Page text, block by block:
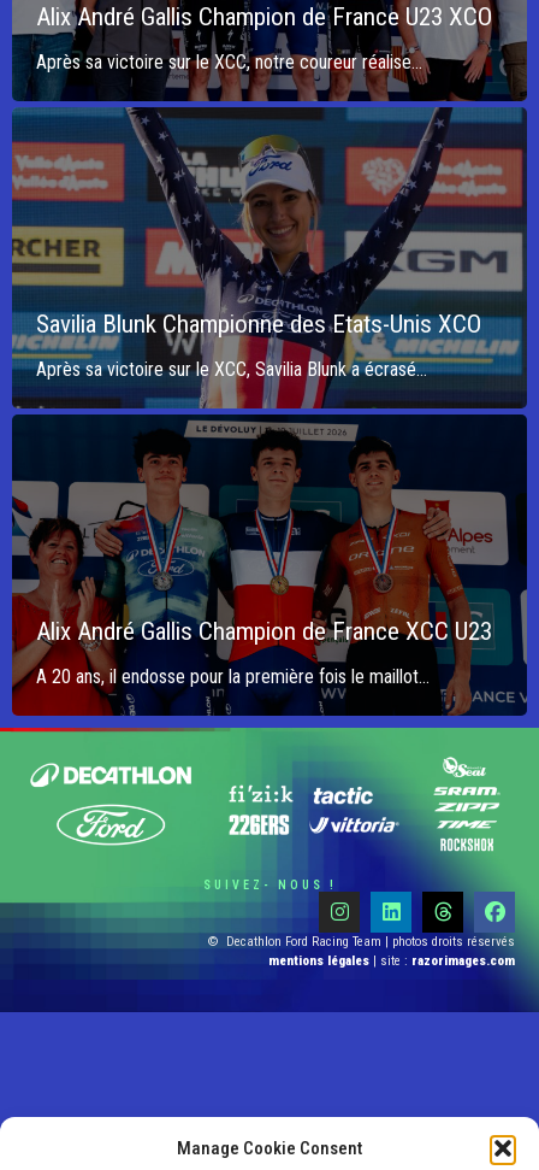
Manage Cookie Consent
Alix André Gallis Champion de France U23 XCO
Après sa victoire sur le XCC, notre coureur réalise...
Savilia Blunk Championne des Etats-Unis XCO
Après sa victoire sur le XCC, Savilia Blunk a écrasé...
Alix André Gallis Champion de France XCC U23
A 20 ans, il endosse pour la première fois le maillot...
SUIVEZ- NOUS !
© Decathlon Ford Racing Team | photos droits réservés
mentions légales | site : razorimages.com